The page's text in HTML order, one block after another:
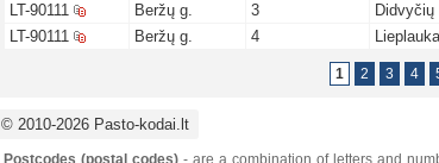
LT-90111
Beržų g. 3 Didvyčių
LT-90111
Beržų g. 4
1 2 3 4
© 2010-2026 Pasto-kodai.lt
Postcodes (postal codes) - are a combination of letters and